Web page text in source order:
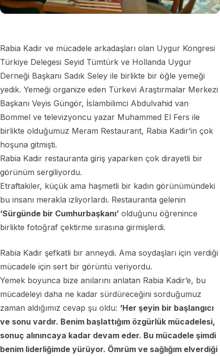
Rabia Kadir ve mücadele arkadaşları olan Uygur Kongresi
Türkiye Delegesi Seyid Tümtürk ve Hollanda Uygur
Derneği Başkanı Sadık Seley ile birlikte bir öğle yemeği
yedik. Yemeği organize eden Türkevi Araştırmalar Merkezi
Başkanı Veyis Güngör, İslambilimci Abdulvahid van
Bommel ve televizyoncu yazar Muhammed El Fers ile
birlikte olduğumuz Meram Restaurant, Rabia Kadir’in çok
hoşuna gitmişti.
Rabia Kadir restauranta giriş yaparken çok dirayetli bir
görünüm sergiliyordu.
Etraftakiler, küçük ama haşmetli bir kadın görünümündeki
bu insanı merakla izliyorlardı. Restauranta gelenin
‘Sürgünde bir Cumhurbaşkanı’ olduğunu öğrenince
birlikte fotoğraf çektirme sırasına girmişlerdi.
Rabia Kadir şefkatli bir anneydi. Ama soydaşları için verdiği
mücadele için sert bir görüntü veriyordu.
Yemek boyunca bize anılarını anlatan Rabia Kadir’e, bu
mücadeleyi daha ne kadar sürdüreceğini sorduğumuz
zaman aldığımız cevap şu oldu: ‘Her şeyin bir başlangıcı
ve sonu vardır. Benim başlattığım özgürlük mücadelesi,
sonuç alınıncaya kadar devam eder. Bu mücadele şimdi
benim liderliğimde yürüyor. Ömrüm ve sağlığım elverdiği